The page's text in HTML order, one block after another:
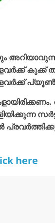
കുക്ക്
പ്യൂൺ
here